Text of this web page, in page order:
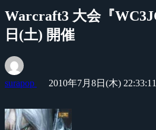
Warcraft3 大会『
日(土) 開催
surapop 2010年7月8日(木) 22:33:11